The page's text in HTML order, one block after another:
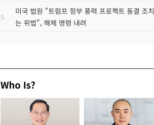
5
미국 법원 "트럼프 정부 풍력 프로젝트 동결 조치
는 위법", 해제 명령 내려
Who Is?